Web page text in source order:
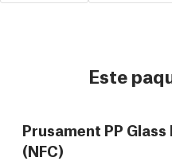
Este
Prusament PP
(NFC)